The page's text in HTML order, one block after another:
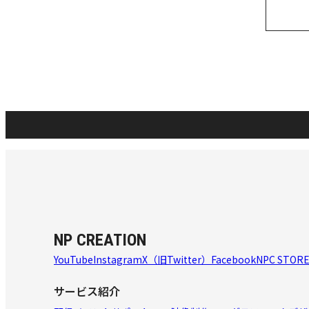
NP CREATION
YouTubeInstagramX（旧Twitter） FacebookNPC STORE
サービス紹介